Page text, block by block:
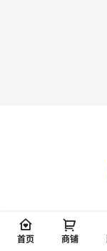
首页 商铺